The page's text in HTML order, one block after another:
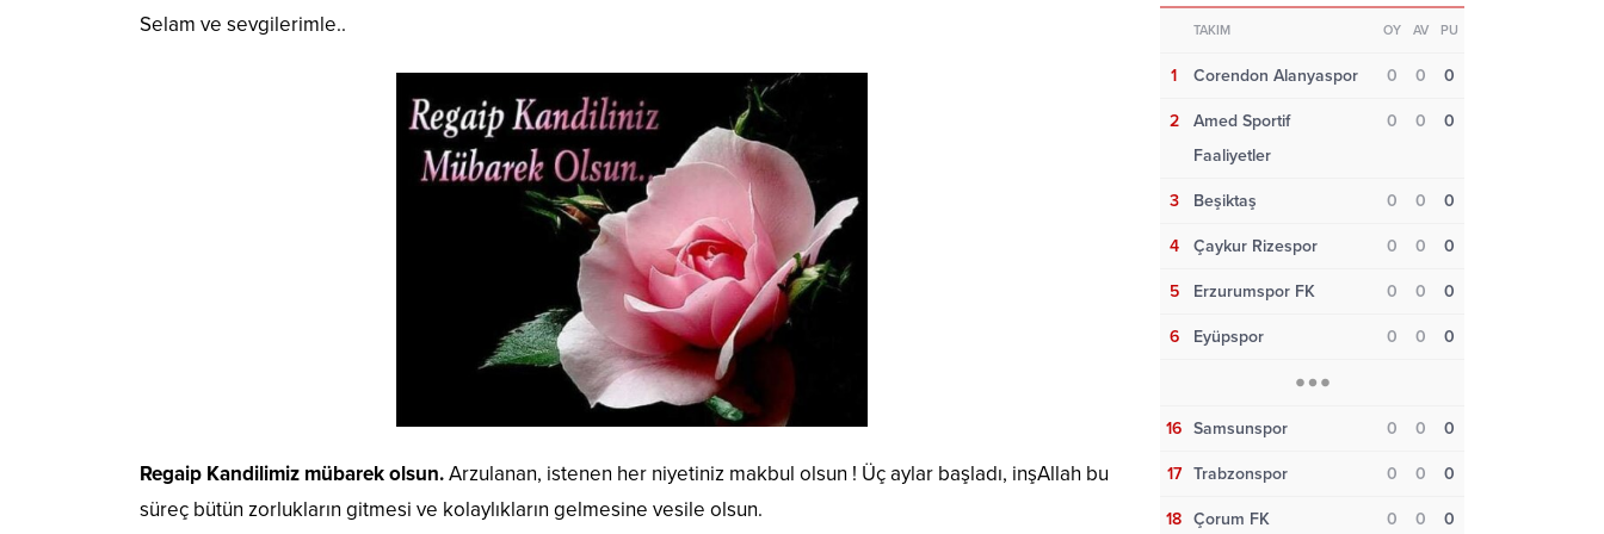
Selam ve sevgilerimle..
Regaip Kandilimiz mübarek olsun.Arzulanan, istenen her niyetiniz makbul olsun ! Üç aylar başladı, inşAllah bu
süreç bütün zorlukların gitmesi ve kolaylıkların gelmesine vesile olsun.
TAKIM OY AV PU
1 Corendon Alanyaspor 0 0 0
2
Amed Sportif
Faaliyetler
0 0 0
3 Beşiktaş 0 0 0
4 Çaykur Rizespor 0 0 0
5 Erzurumspor FK 0 0 0
6 Eyüpspor 0 0 0
16 Samsunspor 0 0 0
17 Trabzonspor 0 0 0
18 Çorum FK 0 0 0